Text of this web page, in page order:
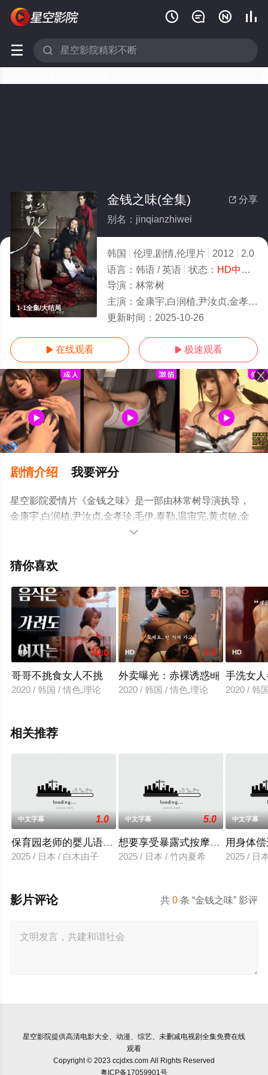
   
 
1-1全集/大结局
 分享
金钱之味(全集)
别名：jinqianzhiwei
韩国 伦理,剧情,伦理片 2012
2.0
语言： 韩语 / 英语 状态： HD中字/高清
导演： 林常树
主演： 金康宇,白润植,尹汝贞,金孝珍,毛伊.泰勒,温宙完,黄贞敏,金应洙,郑元中,李载求
更新时间： 2025-10-26
 在线观看  极速观看
剧情介绍 我要评分
星空影院爱情片《金钱之味》是一部由林常树导演执导，
金康宇,白润植,尹汝贞,金孝珍,毛伊.泰勒,温宙完,黄贞敏,金
应洙,郑元中,李载求等演员精彩演绎的韩国电影，大结局剧
影大全来上星空影视就够了，更多相关信息可移步至豆瓣

猜你喜欢
HD 10.0
哥哥不挑食女人不挑
2020 / 韩国 / 情色,理论
HD 1.0
外卖曝光：赤裸诱惑배
2020 / 韩国 / 情色,理论
HD
手洗女
2020 / 韩
相关推荐
中文字幕 1.0
保育园老师的婴儿语让人超兴奋
2025 / 日本 / 白木由子
中文字幕 5.0
想要享受暴露式按摩的已婚女子
2025 / 日本 / 竹内夏希
中文字幕
用身体
2025 / 日
共0 条 “金钱之味” 影评
影片评论
星空影院提供高清电影大全、动漫、综艺、未删减电视剧全集免费在线
观看
Copyright © 2023 ccjdxs.com All Rights Reserved
粤ICP备17059901号